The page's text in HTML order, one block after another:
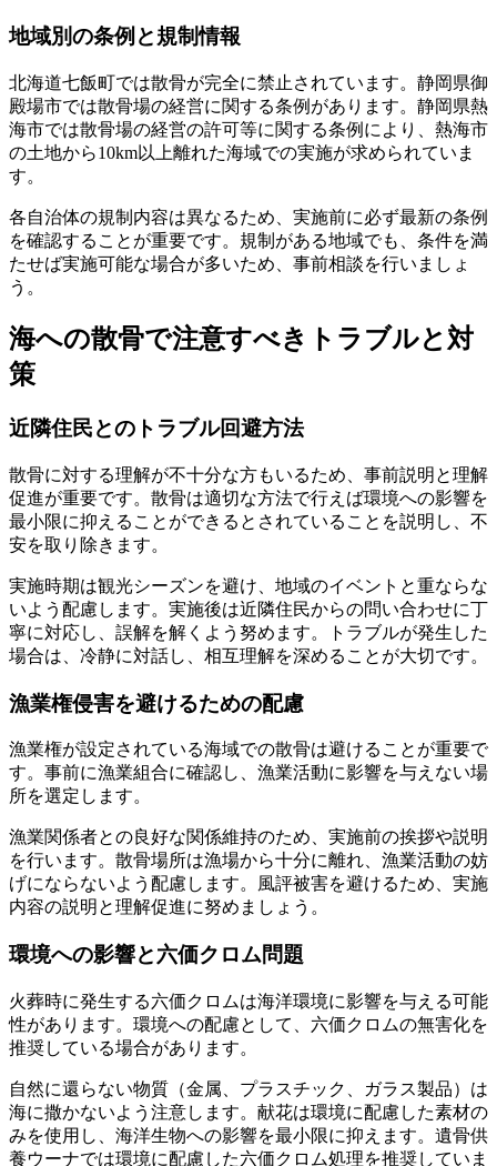
地域別の条例と規制情報
北海道七飯町では散骨が完全に禁止されています。静岡県御
殿場市では散骨場の経営に関する条例があります。静岡県熱
海市では散骨場の経営の許可等に関する条例により、熱海市
の土地から10km以上離れた海域での実施が求められていま
す。
各自治体の規制内容は異なるため、実施前に必ず最新の条例
を確認することが重要です。規制がある地域でも、条件を満
たせば実施可能な場合が多いため、事前相談を行いましょ
う。
海への散骨で注意すべきトラブルと対
策
近隣住民とのトラブル回避方法
散骨に対する理解が不十分な方もいるため、事前説明と理解
促進が重要です。散骨は適切な方法で行えば環境への影響を
最小限に抑えることができるとされていることを説明し、不
安を取り除きます。
実施時期は観光シーズンを避け、地域のイベントと重ならな
いよう配慮します。実施後は近隣住民からの問い合わせに丁
寧に対応し、誤解を解くよう努めます。トラブルが発生した
場合は、冷静に対話し、相互理解を深めることが大切です。
漁業権侵害を避けるための配慮
漁業権が設定されている海域での散骨は避けることが重要で
す。事前に漁業組合に確認し、漁業活動に影響を与えない場
所を選定します。
漁業関係者との良好な関係維持のため、実施前の挨拶や説明
を行います。散骨場所は漁場から十分に離れ、漁業活動の妨
げにならないよう配慮します。風評被害を避けるため、実施
内容の説明と理解促進に努めましょう。
環境への影響と六価クロム問題
火葬時に発生する六価クロムは海洋環境に影響を与える可能
性があります。環境への配慮として、六価クロムの無害化を
推奨している場合があります。
自然に還らない物質（金属、プラスチック、ガラス製品）は
海に撒かないよう注意します。献花は環境に配慮した素材の
みを使用し、海洋生物への影響を最小限に抑えます。遺骨供
養ウーナでは環境に配慮した六価クロム処理を推奨していま